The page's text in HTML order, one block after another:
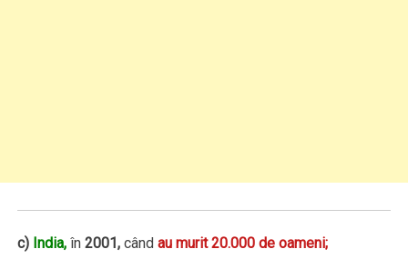
c) India, în2001, cândau murit 20.000 de oameni;